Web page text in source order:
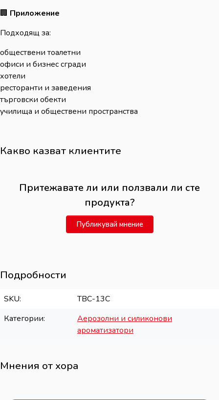
🏢 Приложение
Подходящ за:
обществени тоалетни
офиси и бизнес сгради
хотели
ресторанти и заведения
търговски обекти
училища и обществени пространства
Какво казват клиентите
Притежавате ли или ползвали ли сте
продукта?
Публикувай мнение
Подробности
SKU
TBC-13C
Категории
Аерозолни и силиконови
ароматизатори
Мнения от хора